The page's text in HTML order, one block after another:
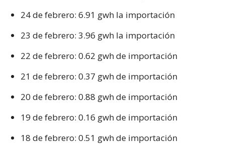
24 de febrero: 6.91 gwh la importación
23 de febrero: 3.96 gwh la importación
22 de febrero: 0.62 gwh de importación
21 de febrero: 0.37 gwh de importación
20 de febrero: 0.88 gwh de importación
19 de febrero: 0.16 gwh de importación
18 de febrero: 0.51 gwh de importación